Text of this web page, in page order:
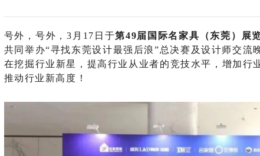
号外 ， 号外 ，3月17日于第49届国际名家具（东莞）展
共同举办“寻找东莞设计最强后浪”总决赛及设计师交流
在挖掘行业新星，提高行业从业者的竞技水平，增加行
推动行业 新高度 ！